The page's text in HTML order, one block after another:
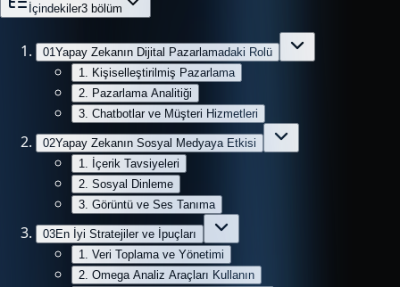
İçindekiler3 bölüm
01 Yapay Zekanın Dijital Pazarlamadaki Rolü
1. Kişiselleştirilmiş Pazarlama
2. Pazarlama Analitiği
3. Chatbotlar ve Müşteri Hizmetleri
02Yapay Zekanın Sosyal Medyaya Etkisi
1. İçerik Tavsiyeleri
2. Sosyal Dinleme
3. Görüntü ve Ses Tanıma
03En İyi Stratejiler ve İpuçları
1. Veri Toplama ve Yönetimi
2. Omega Analiz Araçları Kullanın